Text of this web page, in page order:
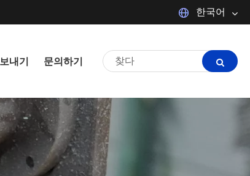
한국어
Français
ภาษาไทย
magyar
내기 문의하기